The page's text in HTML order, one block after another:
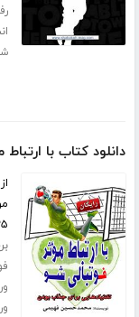
دانلود کتاب با
۳۵